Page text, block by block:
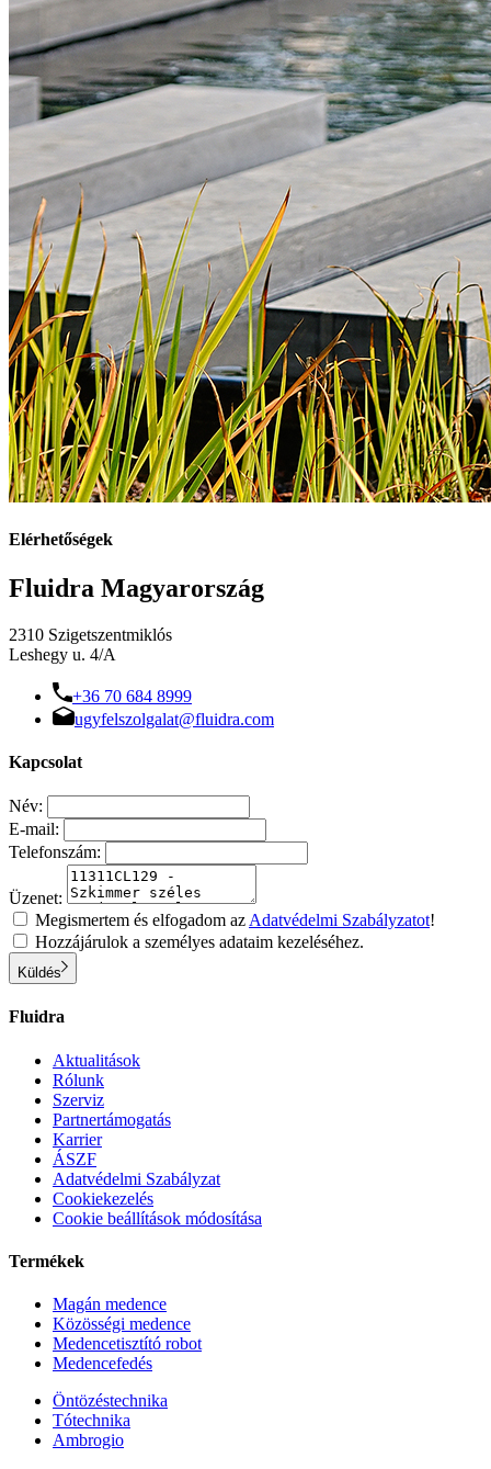
Elérhetőségek
Fluidra Magyarország
2310 Szigetszentmiklós
Leshegy u. 4/A
+36 70 684 8999
ugyfelszolgalat@fluidra.com
Kapcsolat
Név:
E-mail:
Telefonszám:
Üzenet:
Megismertem és elfogadom az Adatvédelmi Szabályzatot!
Hozzájárulok a személyes adataim kezeléséhez.
Küldés
Fluidra
Aktualitások
Rólunk
Szerviz
Partnertámogatás
Karrier
ÁSZF
Adatvédelmi Szabályzat
Cookiekezelés
Cookie beállítások módosítása
Termékek
Magán medence
Közösségi medence
Medencetisztító robot
Medencefedés
Öntözéstechnika
Tótechnika
Ambrogio